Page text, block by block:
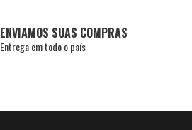
ENVIAMOS SUAS COMPRAS
Entrega em todo o país